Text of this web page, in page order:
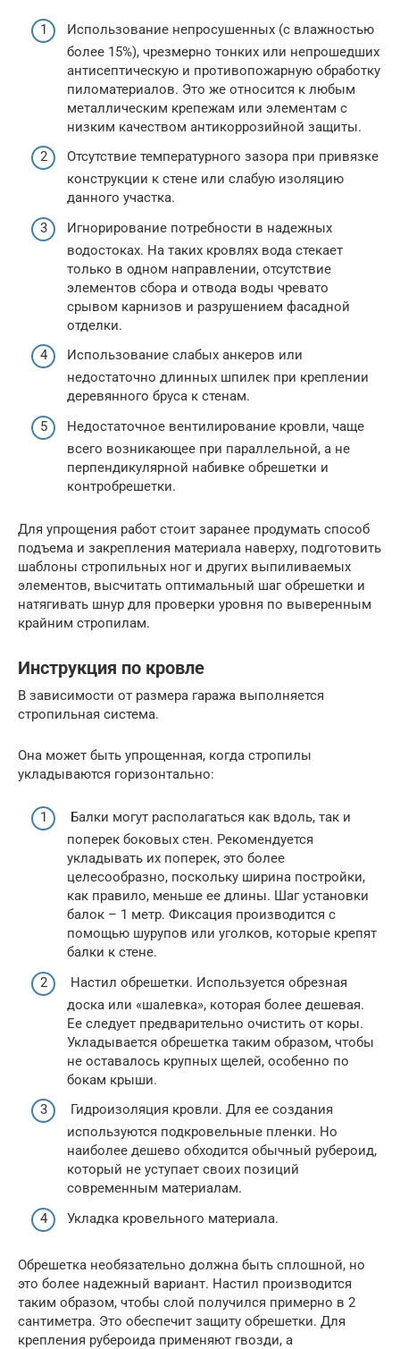
Использование непросушенных (с влажностью
более 15%), чрезмерно тонких или непрошедших
антисептическую и противопожарную обработку
пиломатериалов. Это же относится к любым
металлическим крепежам или элементам с
низким качеством антикоррозийной защиты.
Отсутствие температурного зазора при привязке
конструкции к стене или слабую изоляцию
данного участка.
Игнорирование потребности в надежных
водостоках. На таких кровлях вода стекает
только в одном направлении, отсутствие
элементов сбора и отвода воды чревато
срывом карнизов и разрушением фасадной
отделки.
Использование слабых анкеров или
недостаточно длинных шпилек при креплении
деревянного бруса к стенам.
Недостаточное вентилирование кровли, чаще
всего возникающее при параллельной, а не
перпендикулярной набивке обрешетки и
контробрешетки.
Для упрощения работ стоит заранее продумать способ
подъема и закрепления материала наверху, подготовить
шаблоны стропильных ног и других выпиливаемых
элементов, высчитать оптимальный шаг обрешетки и
натягивать шнур для проверки уровня по выверенным
крайним стропилам.
Инструкция по кровле
В зависимости от размера гаража выполняется
стропильная система.
Она может быть упрощенная, когда стропилы
укладываются горизонтально:
Балки могут располагаться как вдоль, так и
поперек боковых стен. Рекомендуется
укладывать их поперек, это более
целесообразно, поскольку ширина постройки,
как правило, меньше ее длины. Шаг установки
балок – 1 метр. Фиксация производится с
помощью шурупов или уголков, которые крепят
балки к стене.
Настил обрешетки. Используется обрезная
доска или «шалевка», которая более дешевая.
Ее следует предварительно очистить от коры.
Укладывается обрешетка таким образом, чтобы
не оставалось крупных щелей, особенно по
бокам крыши.
Гидроизоляция кровли. Для ее создания
используются подкровельные пленки. Но
наиболее дешево обходится обычный рубероид,
который не уступает своих позиций
современным материалам.
Укладка кровельного материала.
Обрешетка необязательно должна быть сплошной, но
это более надежный вариант. Настил производится
таким образом, чтобы слой получился примерно в 2
сантиметра. Это обеспечит защиту обрешетки. Для
крепления рубероида применяют гвозди, а